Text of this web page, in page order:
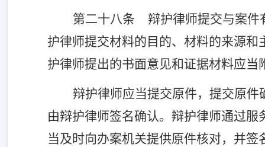
第二十八条
辩护律师提交与案
护律师提交材料的目的、材料的来源
护律师提出的书面意见和证据材料应当
辩护律师应当提交原件，提交原
由辩护律师签名确认。辩护律师通过
当及时向办案机关提供原件核对，并签